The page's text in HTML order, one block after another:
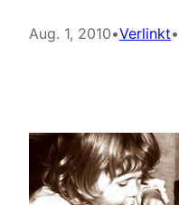
Aug. 1, 2010•Verlinkt•